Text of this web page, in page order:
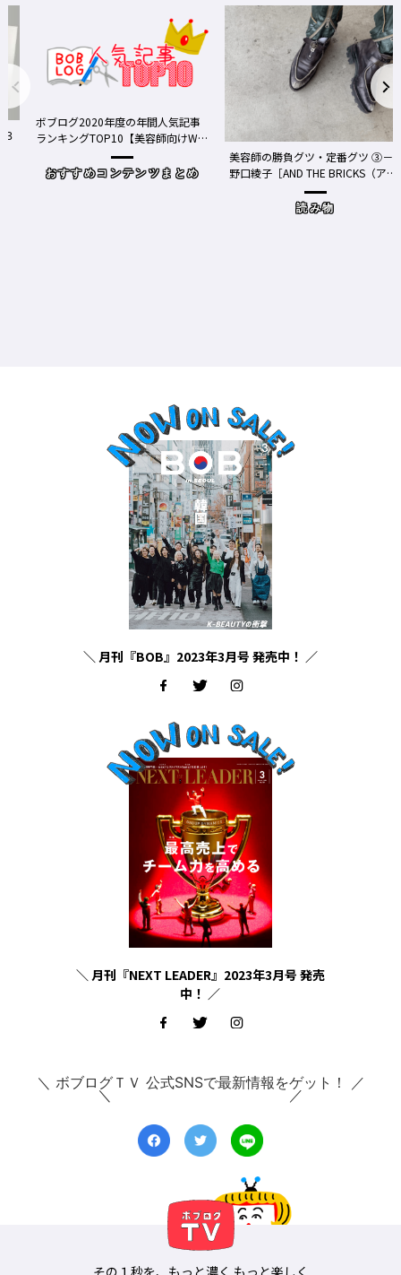
ボブログ2020年度の年間人気記事
ランキングTOP10【美容師向けWe
おすすめコンテンツまとめ
美容師の勝負グツ・定番グツ ③－
野口綾子［AND THE BRICKS（アン
ドザブリックス）／神奈川県鎌倉
読み物
＼ 月刊『BOB』2023年3月号 発売中！ ／
＼ 月刊『NEXT LEADER』2023年3月号 発売
中！ ／
＼ ボブログＴＶ 公式SNSで最新情報をゲット！ ／
その１秒を、もっと濃く もっと楽しく